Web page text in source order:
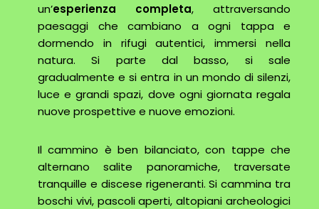
un’esperienza completa, attraversando
paesaggi che cambiano a ogni tappa e
dormendo in rifugi autentici, immersi nella
natura. Si parte dal basso, si sale
gradualmente e si entra in un mondo di silenzi,
luce e grandi spazi, dove ogni giornata regala
nuove prospettive e nuove emozioni.
Il cammino è ben bilanciato, con tappe che
alternano salite panoramiche, traversate
tranquille e discese rigeneranti. Si cammina tra
boschi vivi, pascoli aperti, altopiani archeologici